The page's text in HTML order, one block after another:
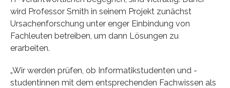
wird Professor Smith in seinem Projekt zunächst
Ursachenforschung unter enger Einbindung von
Fachleuten betreiben, um dann Lösungen zu
erarbeiten.
„Wir werden prüfen, ob Informatikstudenten und -
studentinnen mit dem entsprechenden Fachwissen als